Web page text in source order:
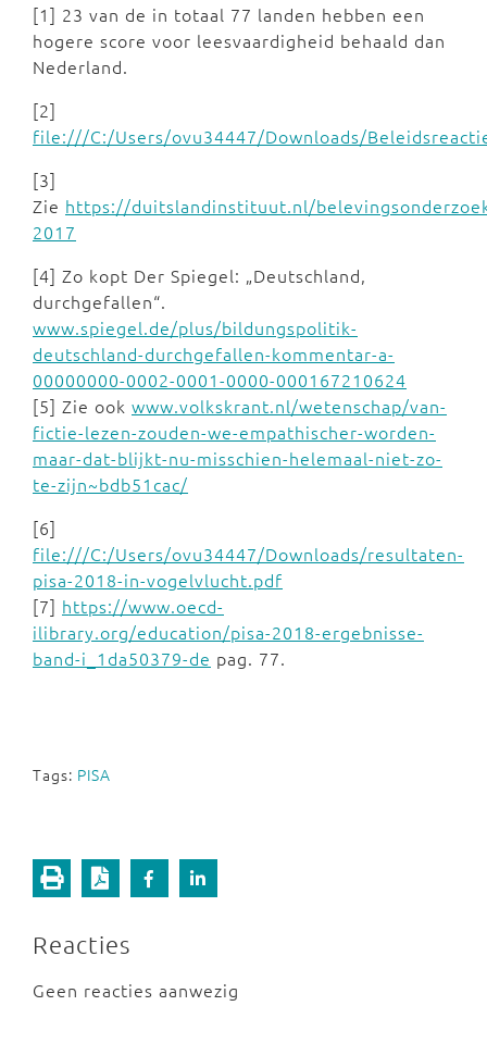
[1] 23 van de in totaal 77 landen hebben een
hogere score voor leesvaardigheid behaald dan
Nederland.
[2]
file:///C:/Users/ovu34447/Downloads/
[3]
Zie https://duitslandinstituut.nl/
2017
[4] Zo kopt Der Spiegel: „Deutschland,
durchgefallen“.
www.spiegel.de/plus/bildungspolitik-
deutschland-durchgefallen-kommentar-a-
00000000-0002-0001-0000-000167210624
[5] Zie ook www.volkskrant.nl/wetenschap/van-
fictie-lezen-zouden-we-empathischer-worden-
maar-dat-blijkt-nu-misschien-helemaal-niet-zo-
te-zijn~bdb51cac/
[6]
file:///C:/Users/ovu34447/Downloads/resultaten-
pisa-2018-in-vogelvlucht.pdf
[7] https://www.oecd-
ilibrary.org/education/pisa-2018-ergebnisse-
band-i_1da50379-de pag. 77.
Tags: PISA
Reacties
Geen reacties aanwezig